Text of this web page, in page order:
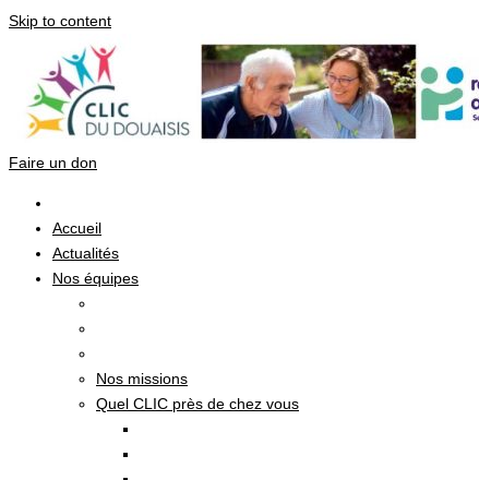
Skip to content
Faire un don
Accueil
Actualités
Nos équipes
Nos missions
Quel CLIC près de chez vous